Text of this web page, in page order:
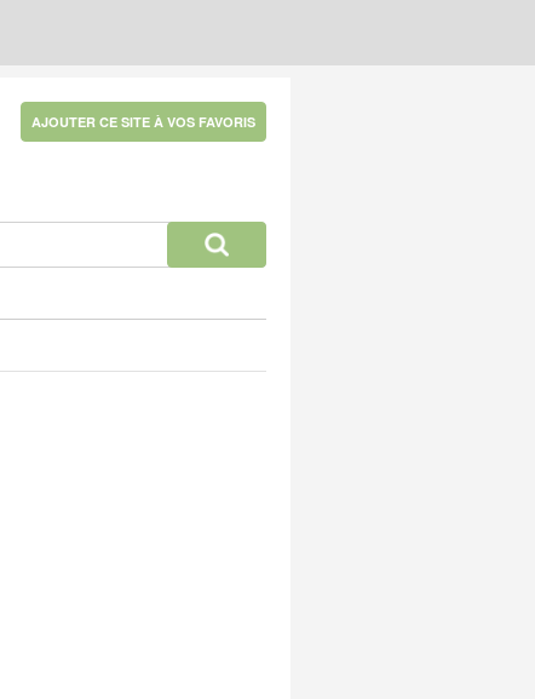
AJOUTER CE SITE À VOS FAVORIS